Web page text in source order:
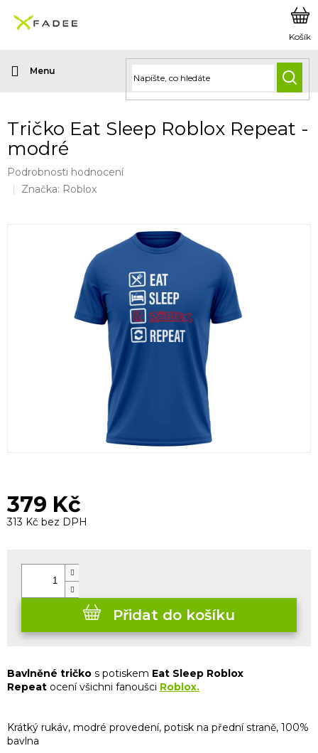
obsah
Tričko Eat Sleep Roblox Repeat -
modré
Průměrné
hodnocení
Podrobnosti hodnocení
Značka: Roblox
379 Kč
313 Kč bez DPH
Přidat do košíku
Bavlněné tričko s potiskem Eat Sleep Roblox
Repeat ocení všichni fanoušci Roblox.
Krátký rukáv, modré provedení, potisk na přední straně, 100%
bavlna